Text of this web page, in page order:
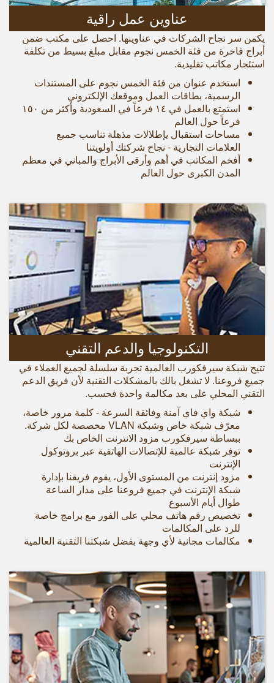
عناوين عمل راقية
يكمن سر نجاح الشركات في عناوينها. احصل على مكتب ضمن
أبراج فاخرة من فئة الخمس نجوم مقابل مبلغ بسيط من تكلفة
استئجار مكاتب تقليدية.
استخدم عنوان من فئة الخمس نجوم على المستندات
الرسمية، بطاقات العمل وموقعك الإلكتروني
استمتع بالعمل في ۱٤ فرعاً في السعودية وأكثر من ۱٥۰
فرعاً حول العالم
مساحات استقبال يإطلالات مذهلة تناسب جميع
العلامات التجارية - نجاح شركتك أولويتنا
أفخم المكاتب في أهم وأرقى الأبراج والمباني في معظم
المدن الكبرى حول العالم
التكنولوجيا والدعم التقني
تتيح شبكة سيرفكورب العالمية تجربة سلسلة لجميع العملاء في
جميع فروعنا. لا تشغل بالك بالمشكلات التقنية لأن فريق الدعم
التقني المحلي على بعد مكالمة واحدة فحسب.
شبكة واي فاي آمنة وفائقة السرعة - كلمة مرور خاصة،
معرّف شبكة خاص وشبكة VLAN مخصصة لكل شركة.
ببساطة سيرفكورب مزود الانترنت الخاص بك
توفر شبكة عالمية للإتصالات الهاتفية عبر بروتوكول
الإنترنت
مزود إنترنت من المستوى الأول، يقوم فريقنا بإدارة
شبكة الإنترنت في جميع فروعنا على مدار الساعة
طوال أيام الأسبوع
تخصيص رقم هاتف محلي على الفور مع برامج خاصة
للرد على المكالمات
مكالمات مجانية لأي وجهة بفضل شبكتنا التقنية العالمية